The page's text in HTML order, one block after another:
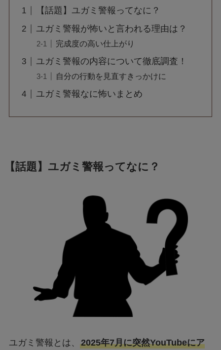
【話題】ユガミ警報ってなに？
ユガミ警報が怖いと言われる理由は？
完成度の高い仕上がり
ユガミ警報の内容について徹底調査！
自分の行動を見直すきっかけに
ユガミ警報なに怖いまとめ
【話題】ユガミ警報ってなに？
ユガミ警報とは、 2025年7月に突然YouTubeにア